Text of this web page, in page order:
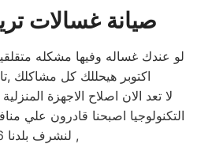
صيانة غسالات ترين ب6
اكتوبر هيحللك كل مشاكلك
لا تعد الان اصلاح الاجهزة
التكنولوجيا اصبحنا قادرون علي
لنشرف بلدنا 6 اكتوبر ,